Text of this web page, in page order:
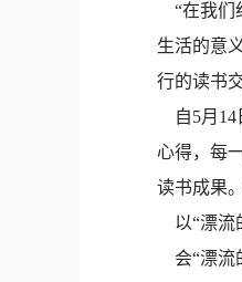
“在我们
生活的意
行的读书
自5月14
心得，每
读书成果
以“漂流
会“漂流